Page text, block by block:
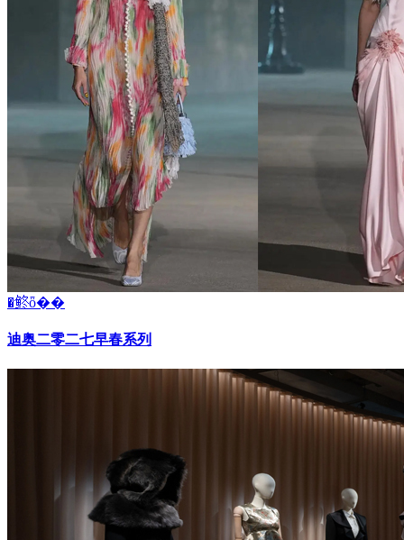
�鿴ȫ��
迪奥二零二七早春系列